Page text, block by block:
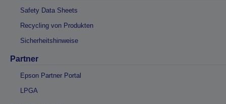
Safety Data Sheets
Recycling von Produkten
Sicherheitshinweise
Partner
Epson Partner Portal
LPGA